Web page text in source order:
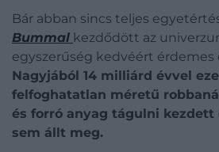
Bár abban sincs teljes
Bummal kezdődött az
egyszerűség kedvéért
Nagyjából 14 milliárd évvel
felfoghatatlan méretű
és forró anyag tágulni kezdett
sem állt meg.